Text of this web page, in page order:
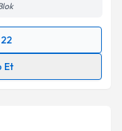
Et
bilgilendireceğiz.